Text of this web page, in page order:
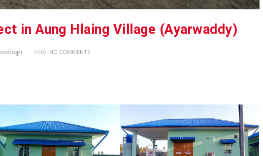
in Aung Hlaing Village (Ayarwaddy)
င်းများ note: NO COMMENTS